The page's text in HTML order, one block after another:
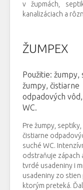
v župmách,
kanalizáciach a
ŽUMPEX
Použitie: žumpy,
žumpy, čistiarne
odpadových
WC.
Pre žumpy, septiky,
čistiarne
suché WC.
odstraňuje zápach
tvrdé usadeniny i
usadeniny zo stien
ktorým preteká.